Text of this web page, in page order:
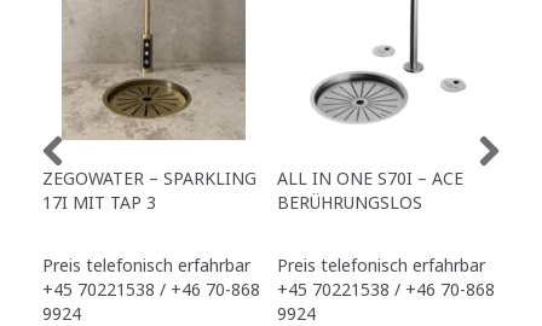
ZEGOWATER – SPARKLING
17I MIT TAP 3
Preis telefonisch erfahrbar
+45 70221538 / +46 70-868
9924
ALL IN ONE S70I – ACE
BERÜHRUNGSLOS
Preis telefonisch erfahrbar
+45 70221538 / +46 70-868
9924